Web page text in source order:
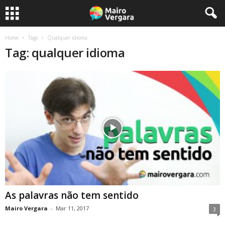
Home Tags Qualquer idioma
Tag: qualquer idioma
As palavras não tem sentido
Mairo Vergara - Mar 11, 2017 3